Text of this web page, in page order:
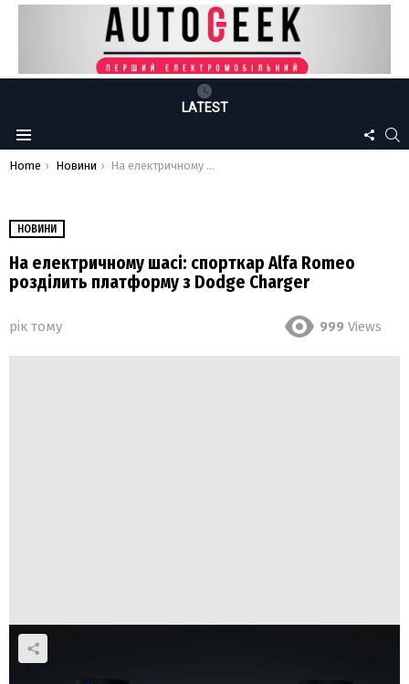
LATEST
Menu
US
You are here:
Home Новини На електричному шасі: спорткар Alfa Romeo розділить платформу з Dodge Charger
НОВИНИ
На електричному шасі: спорткар Alfa Romeo
розділить платформу з Dodge Charger
рік тому 999 Views